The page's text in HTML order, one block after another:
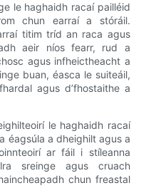
le haghaidh racaí pailléid
chun earraí a stóráil.
titim tríd an raca agus
aeir níos fearr, rud a
agus infheictheacht a
buan, éasca le suiteáil,
agus d’fhostaithe a
le haghaidh racaí
éagsúla a dheighilt agus a
ar fáil i stíleanna
sreinge agus cruach
chun freastal